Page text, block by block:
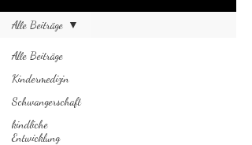
Alle Beiträge
Kindermedizin
Schwangerschaft
kindliche
Entwicklung
Alle Beiträge